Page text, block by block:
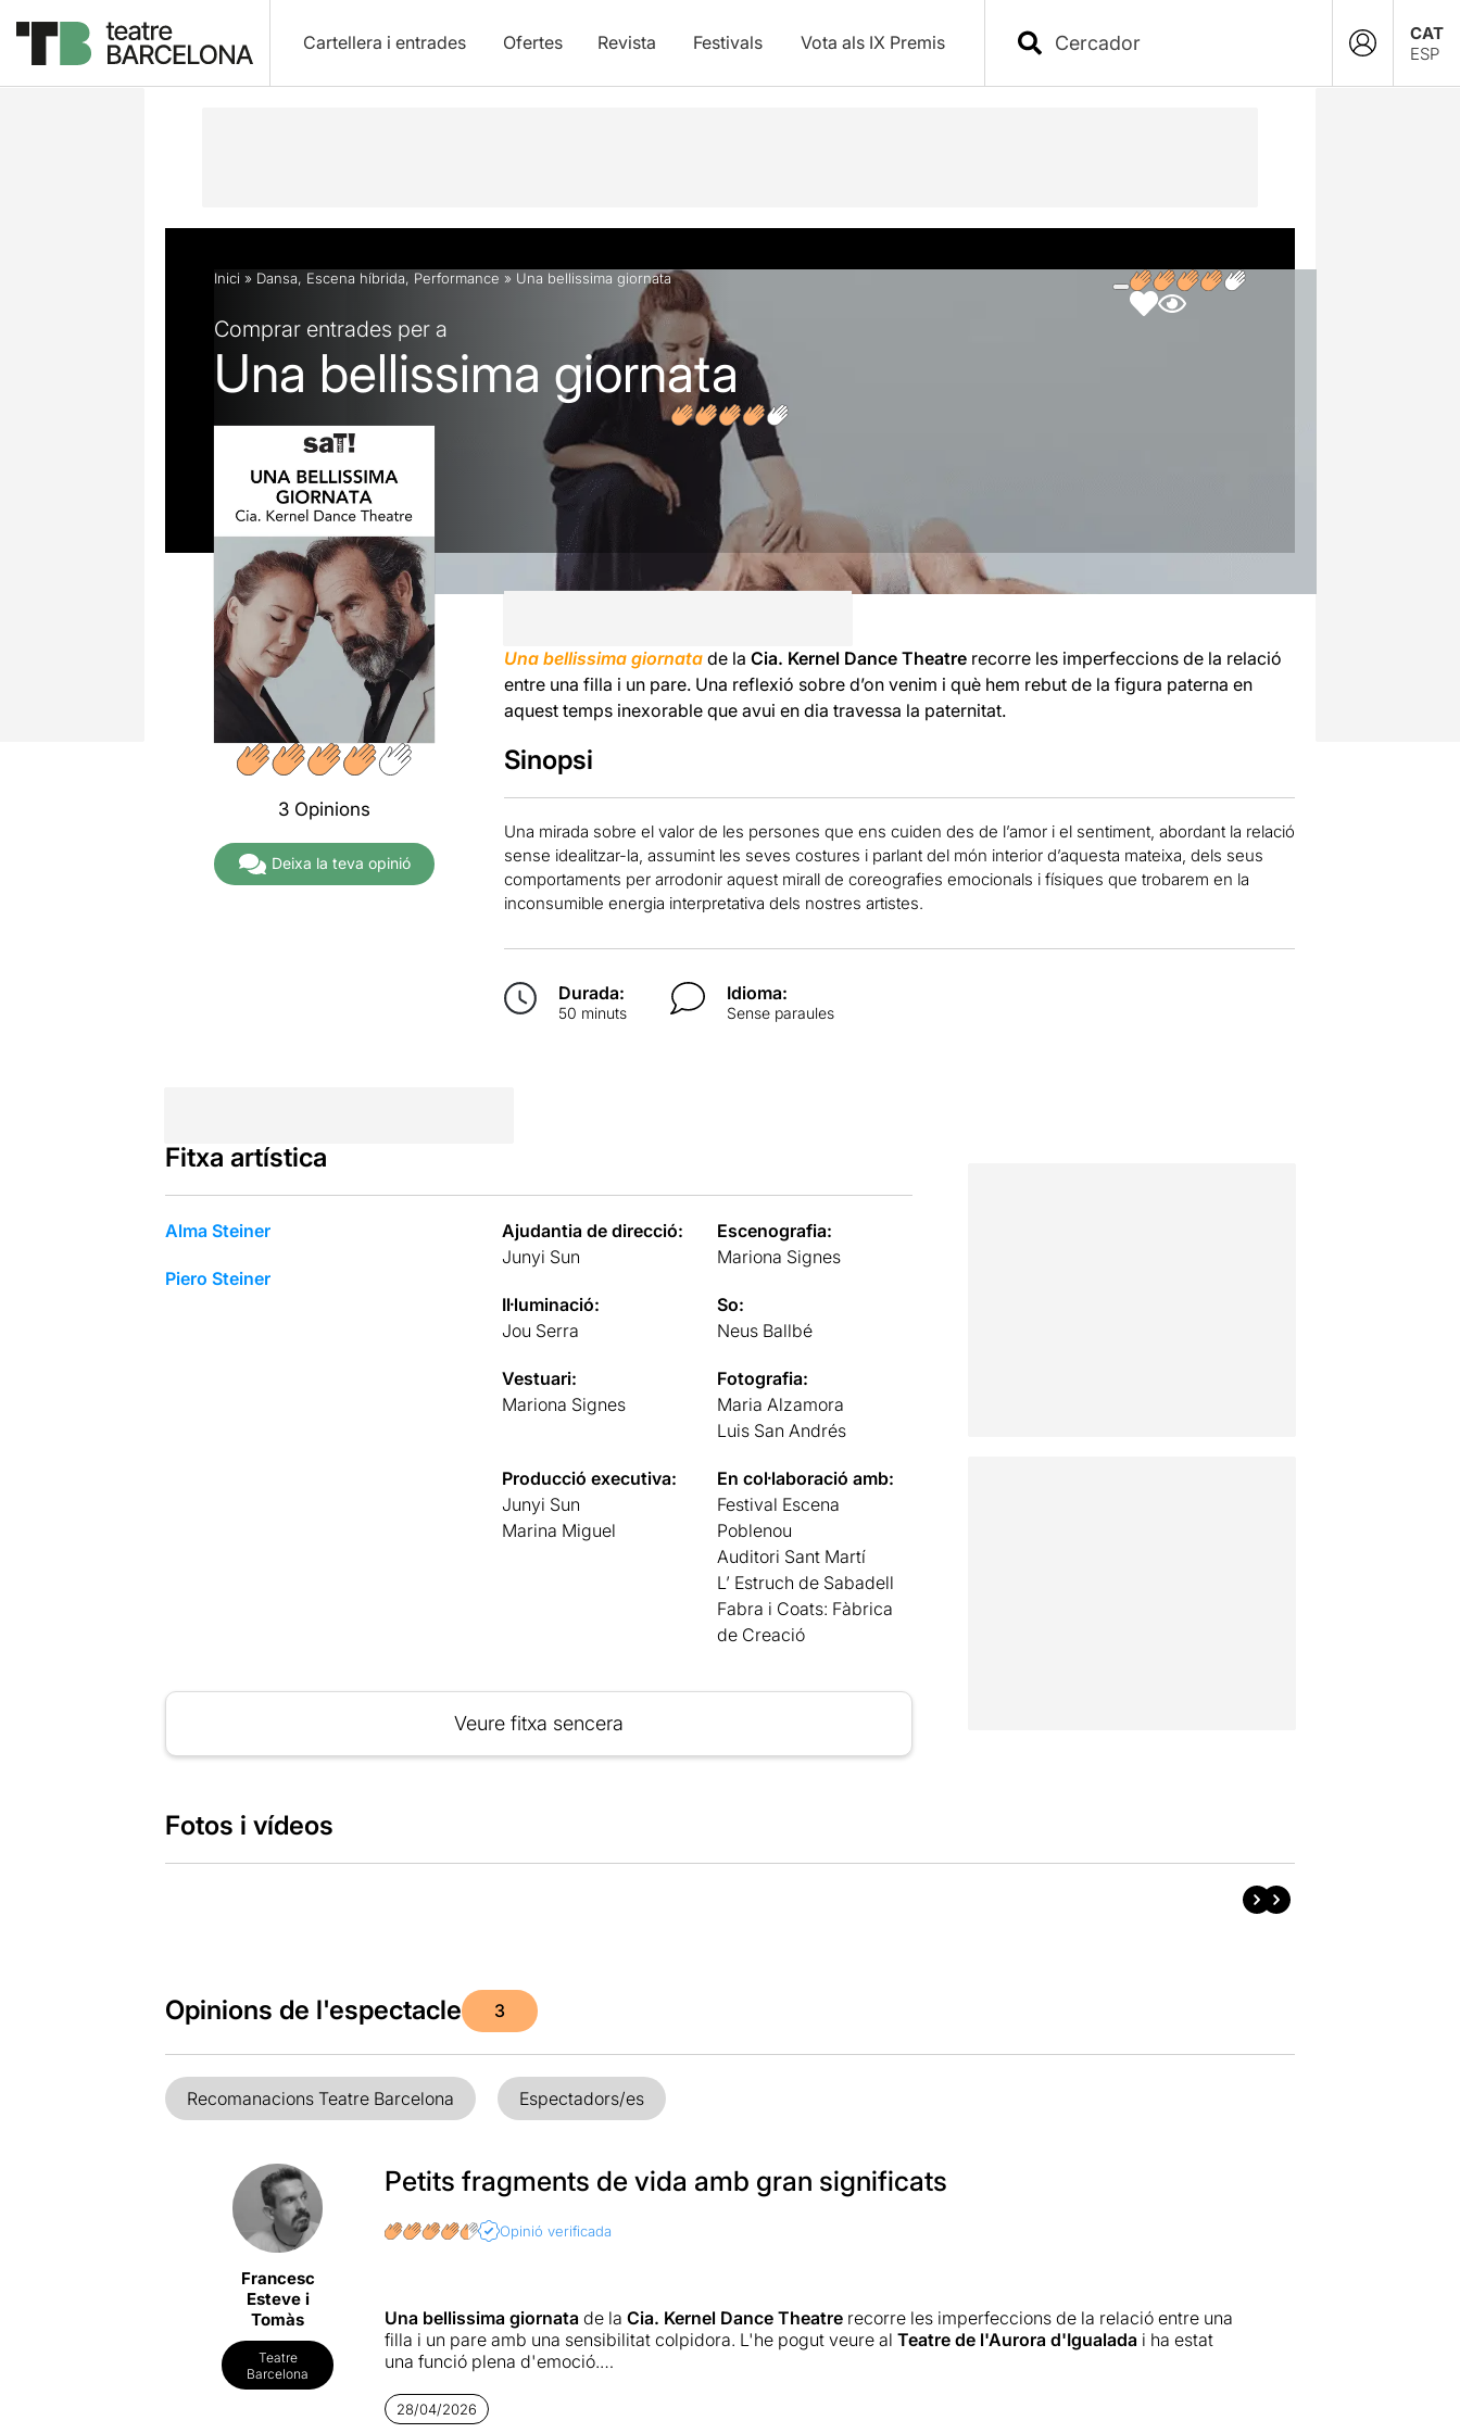
Cartellera i entrades Ofertes Revista Festivals Vota als IX Premis
CAT
ESP
Descripció Fitxa artística Fotos i vídeos Opinions Articles
Inici » Dansa, Escena híbrida, Performance » Una bellissima giornata
Comprar entrades per a
Una bellissima giornata
3 Opinions
Deixa la teva opinió
Una bellissima giornata de la Cia. Kernel Dance Theatre recorre les imperfeccions de la relació
entre una filla i un pare. Una reflexió sobre d’on venim i què hem rebut de la figura paterna en
aquest temps inexorable que avui en dia travessa la paternitat.
Sinopsi
Una mirada sobre el valor de les persones que ens cuiden des de l’amor i el sentiment, abordant la relació
sense idealitzar-la, assumint les seves costures i parlant del món interior d’aquesta mateixa, dels seus
comportaments per arrodonir aquest mirall de coreografies emocionals i físiques que trobarem en la
inconsumible energia interpretativa dels nostres artistes.
Durada:
50 minuts
Idioma:
Sense paraules
Fitxa artística
Alma Steiner
Piero Steiner
Ajudantia de direcció:
Junyi Sun
Escenografia:
Mariona Signes
Il·luminació:
Jou Serra
So:
Neus Ballbé
Vestuari:
Mariona Signes
Fotografia:
Maria Alzamora
Luis San Andrés
Producció executiva:
Junyi Sun
Marina Miguel
En col·laboració amb:
Festival Escena
Poblenou
Auditori Sant Martí
L’ Estruch de Sabadell
Fabra i Coats: Fàbrica
de Creació
Veure fitxa sencera
Fotos i vídeos
Opinions de l'espectacle 3
Recomanacions Teatre Barcelona Espectadors/es
Francesc
Esteve i
Tomàs
Teatre
Barcelona
Petits fragments de vida amb gran significats
Opinió verificada
Una bellissima giornata de la Cia. Kernel Dance Theatrerecorre les imperfeccions de la relació entre una
filla i un pare amb una sensibilitat colpidora. L'he pogut veure al Teatre de l'Aurora d'Igualada i ha estat
una funció plena d'emoció.
28/04/2026